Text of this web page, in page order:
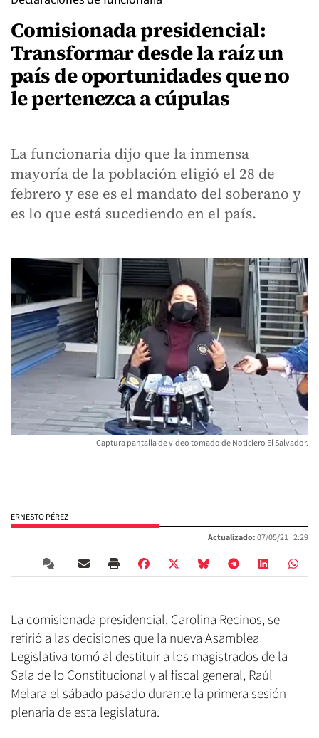
Comisionada presidencial:
Transformar desde la raíz un
país de oportunidades que no
le pertenezca a cúpulas
La funcionaria dijo que la inmensa
mayoría de la población eligió el 28 de
febrero y ese es el mandato del soberano y
es lo que está sucediendo en el país.
Captura pantalla de video tomado de Noticiero El Salvador.
ERNESTO PÉREZ
Actualizado:07/05/21 |2:29
La comisionada presidencial, Carolina Recinos, se
refirió a las decisiones que la nueva Asamblea
Legislativa tomó al destituir a los magistrados de la
Sala de lo Constitucional y al fiscal general, Raúl
Melara el sábado pasado durante la primera sesión
plenaria de esta legislatura.